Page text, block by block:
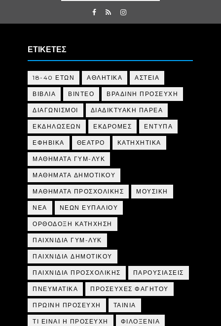
ΕΤΙΚΕΤΕΣ
18-40 ΕΤΩΝ ΑΘΛΗΤΙΚΑ ΑΣΤΕΙΑ
ΒΙΒΛΙΑ ΒΙΝΤΕΟ ΒΡΑΔΙΝΗ ΠΡΟΣΕΥΧΗ
ΔΙΑΓΩΝΙΣΜΟΙ ΔΙΑΔΙΚΤΥΑΚΗ ΠΑΡΕΑ
ΕΚΔΗΛΩΣΕΩΝ ΕΚΔΡΟΜΕΣ ΕΝΤΥΠΑ
ΕΦΗΒΙΚΑ ΘΕΑΤΡΟ ΚΑΤΗΧΗΤΙΚΑ
ΜΑΘΗΜΑΤΑ ΓΥΜ-ΛΥΚ
ΜΑΘΗΜΑΤΑ ΔΗΜΟΤΙΚΟΥ
ΜΑΘΗΜΑΤΑ ΠΡΟΣΧΟΛΙΚΗΣ ΜΟΥΣΙΚΗ
ΝΕΑ ΝΕΩΝ ΕΥΠΑΛΙΟΥ
ΟΡΘΟΔΟΞΗ ΚΑΤΗΧΗΣΗ
ΠΑΙΧΝΙΔΙΑ ΓΥΜ-ΛΥΚ
ΠΑΙΧΝΙΔΙΑ ΔΗΜΟΤΙΚΟΥ
ΠΑΙΧΝΙΔΙΑ ΠΡΟΣΧΟΛΙΚΗΣ ΠΑΡΟΥΣΙΑΣΕΙΣ
ΠΝΕΥΜΑΤΙΚΑ ΠΡΟΣΕΥΧΕΣ ΦΑΓΗΤΟΥ
ΠΡΩΙΝΗ ΠΡΟΣΕΥΧΗ ΤΑΙΝΙΑ
ΤΙ ΕΙΝΑΙ Η ΠΡΟΣΕΥΧΗ ΦΙΛΟΞΕΝΙΑ